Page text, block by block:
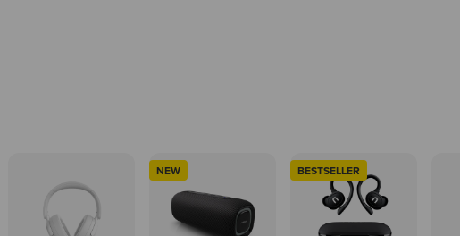
NEW BESTSELLER